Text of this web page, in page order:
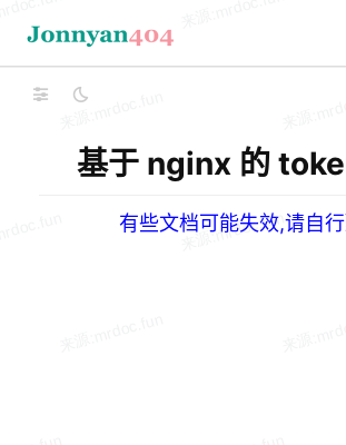
基于 nginx 的
有些文档可能失效,请自